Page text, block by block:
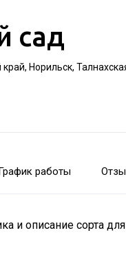
сад
Норильск,
работы
и описание сорта